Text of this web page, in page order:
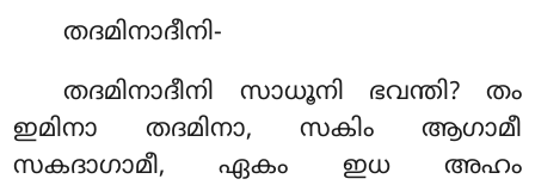
തദമിനാദീനി-
തദമിനാദീനി സാധൂനി ഭവന്തി? തം
ഇമിനാ തദമിനാ, സകിം ആഗാമീ
സകദാഗാമീ, ഏകം ഇധ അഹം